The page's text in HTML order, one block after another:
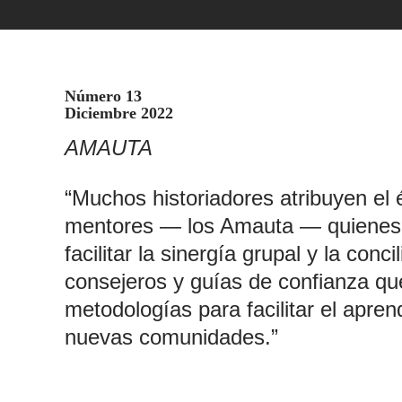
Número 13
Diciembre 2022
AMAUTA
“Muchos historiadores atribuyen
mentores — los Amauta —
facilitar la sinergía grupal y la
consejeros y guías de confianza
metodologías para facilitar el
nuevas comunidades.”